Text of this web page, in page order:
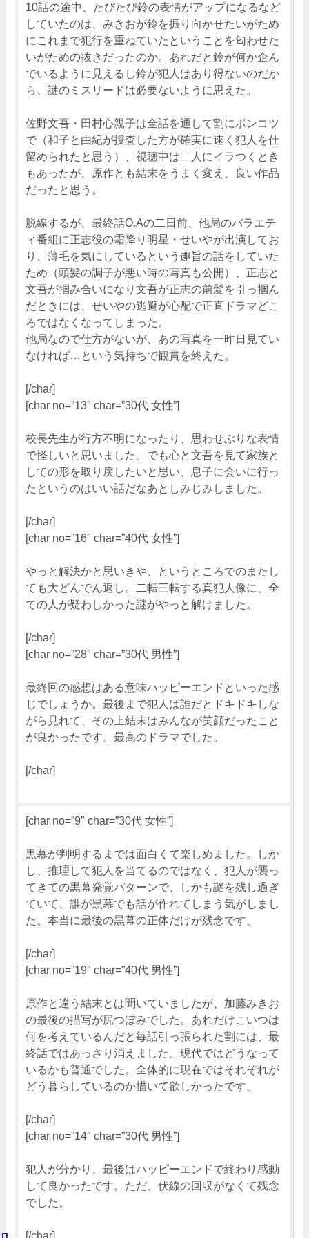
10話の途中、たびたび鈴の表情がアップになるなど
していたのは、みきおが鈴を振り向かせたいがため
にこれまで犯行を重ねていたということを匂わせた
いがための抜きだったのか。あれだと鈴が何か企ん
でいるように見えるし鈴が犯人はあり得ないのだか
ら、謎のミスリードは必要ないように思えた。
佐野文吾・田村心親子は全話を通して割にポンコツ
で（和子と由紀が捜査した方が確実に速く犯人を仕
留められたと思う）、視聴中は二人にイラつくとき
もあったが、原作とも結末をうまく変え、良い作品
だったと思う。
脱線するが、最終話O.Aの二日前、他局のバラエテ
ィ番組に正志役の霜降り明星・せいやが出演してお
り、薄毛を気にしているという趣旨の話をしていた
ため（頭髪の調子が悪い時の写真も公開）、正志と
文吾が掴み合いになり文吾が正志の前髪を引っ掴ん
だときには、せいやの逃避が心配で正直ドラマどこ
ろではなくなってしまった。
他局なので仕方がないが、あの写真を一昨日見てい
なければ…という気持ちで観賞を終えた。
[/char]
[char no=”13″ char=”30代 女性”]
校長先生が行方不明になったり、思わせぶりな表情
で怪しいと思いました。でも心と文吾を見て家族と
しての形を取り戻したいと思い、息子に会いに行っ
たというのはいい話だなあとしみじみしました。
[/char]
[char no=”16″ char=”40代 女性”]
やっと解決かと思いきや、というところでのまたし
ても大どんでん返し。二転三転する真犯人像に、全
ての人が疑わしかった謎がやっと解けました。
[/char]
[char no=”28″ char=”30代 男性”]
最終回の感想はある意味ハッピーエンドといった感
じでしょうか。最後まで犯人は誰だとドキドキしな
がら見れて、その上結末はみんなが笑顔だったこと
が良かったです。最高のドラマでした。
[/char]
[char no=”9″ char=”30代 女性”]
黒幕が判明するまでは面白くて楽しめました。しか
し、推理して犯人を当てるのではなく、犯人が襲っ
てきての黒幕発覚パターンで、しかも謎を残し過ぎ
ていて、誰が黒幕でも話が作れてしまう気がしまし
た。本当に最後の黒幕の正体だけが残念です。
[/char]
[char no=”19″ char=”40代 男性”]
原作と違う結末とは聞いていましたが、加藤みきお
の最後の描写が尻つぼみでした。あれだけこいつは
何を考えているんだと毎話引っ張られた割には、最
終話ではあっさり消えました。現代ではどうなって
いるかも普通でした。全体的に現在ではそれぞれが
どう暮らしているのか描いて欲しかったです。
[/char]
[char no=”14″ char=”30代 男性”]
犯人が分かり、最後はハッピーエンドで終わり感動
して良かったです。ただ、伏線の回収がなくて残念
でした。
[/char]